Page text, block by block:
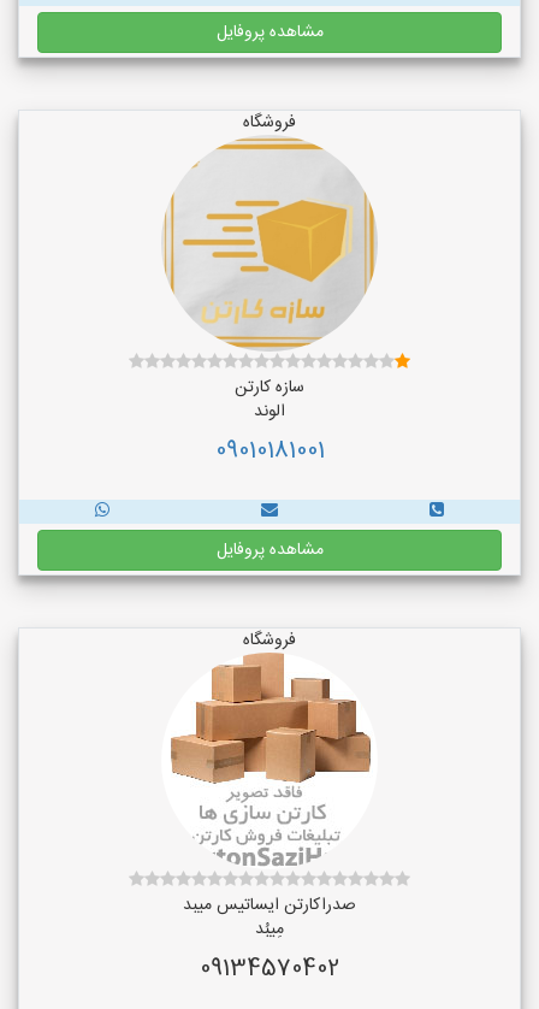
مشاهده پروفایل
فروشگاه
سازه کارتن
الوند
09010181001
مشاهده پروفایل
فروشگاه
صدراکارتن ایساتیس میبد
مِیبُد
09134570402